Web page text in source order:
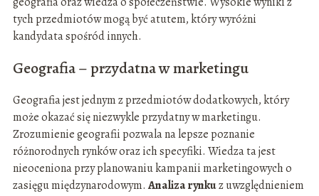
tych przedmiotów mogą być atutem, który wyróżni
kandydata spośród innych.
Geografia – przydatna w marketingu
Geografia jest jednym z przedmiotów dodatkowych, który
może okazać się niezwykle przydatny w marketingu.
Zrozumienie geografii pozwala na lepsze poznanie
różnorodnych rynków oraz ich specyfiki. Wiedza ta jest
nieoceniona przy planowaniu kampanii marketingowych o
zasięgu międzynarodowym. Analiza rynkuz uwzględnieniem